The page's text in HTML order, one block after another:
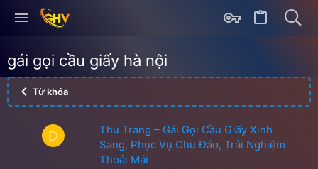
gái gọi cầu giấy hà nội
Từ khóa
D
Thu Trang – Gái Gọi Cầu Giấy Xinh
Sang, Phục Vụ Chu Đáo, Trải Nghiệm
Thoải Mái